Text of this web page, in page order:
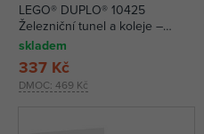
LEGO® DUPLO® 10425
Železniční tunel a koleje –
rozšiřující sada
skladem
DMOC: 469 Kč
337 Kč